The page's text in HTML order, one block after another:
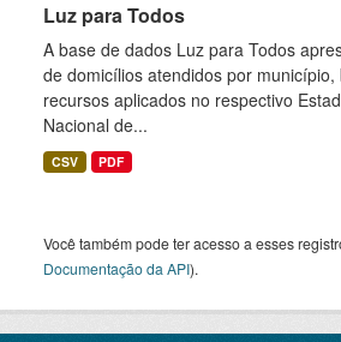
Luz para Todos
A base de dados Luz para Todos
de domicílios atendidos por
recursos aplicados no respectivo
Nacional de...
CSV PDF
Você também pode ter acesso a esses
Documentação da API).